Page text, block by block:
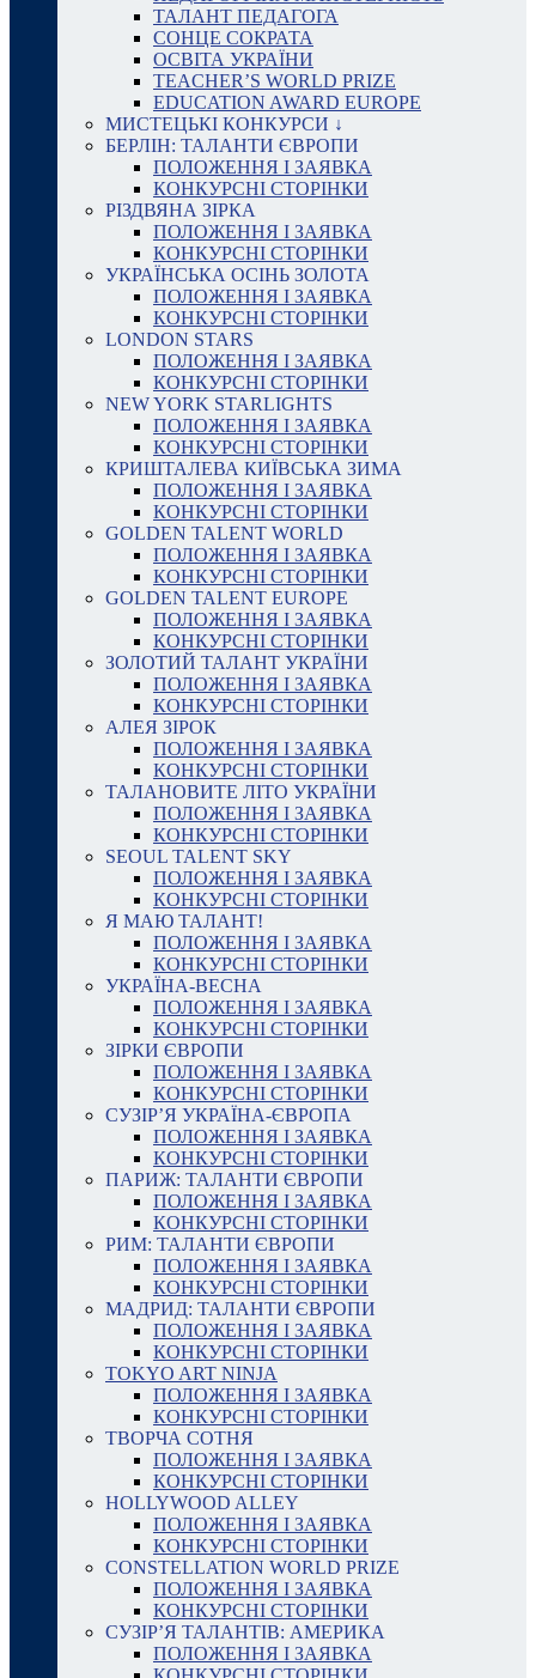
ТАЛАНТ ПЕДАГОГА
СОНЦЕ СОКРАТА
ОСВІТА УКРАЇНИ
TEACHER’S WORLD PRIZE
EDUCATION AWARD EUROPE
МИСТЕЦЬКІ КОНКУРСИ ↓
БЕРЛІН: ТАЛАНТИ ЄВРОПИ
ПОЛОЖЕННЯ І ЗАЯВКА
КОНКУРСНІ СТОРІНКИ
РІЗДВЯНА ЗІРКА
ПОЛОЖЕННЯ І ЗАЯВКА
КОНКУРСНІ СТОРІНКИ
УКРАЇНСЬКА ОСІНЬ ЗОЛОТА
ПОЛОЖЕННЯ І ЗАЯВКА
КОНКУРСНІ СТОРІНКИ
LONDON STARS
ПОЛОЖЕННЯ І ЗАЯВКА
КОНКУРСНІ СТОРІНКИ
NEW YORK STARLIGHTS
ПОЛОЖЕННЯ І ЗАЯВКА
КОНКУРСНІ СТОРІНКИ
КРИШТАЛЕВА КИЇВСЬКА ЗИМА
ПОЛОЖЕННЯ І ЗАЯВКА
КОНКУРСНІ СТОРІНКИ
GOLDEN TALENT WORLD
ПОЛОЖЕННЯ І ЗАЯВКА
КОНКУРСНІ СТОРІНКИ
GOLDEN TALENT EUROPE
ПОЛОЖЕННЯ І ЗАЯВКА
КОНКУРСНІ СТОРІНКИ
ЗОЛОТИЙ ТАЛАНТ УКРАЇНИ
ПОЛОЖЕННЯ І ЗАЯВКА
КОНКУРСНІ СТОРІНКИ
АЛЕЯ ЗІРОК
ПОЛОЖЕННЯ І ЗАЯВКА
КОНКУРСНІ СТОРІНКИ
ТАЛАНОВИТЕ ЛІТО УКРАЇНИ
ПОЛОЖЕННЯ І ЗАЯВКА
КОНКУРСНІ СТОРІНКИ
SEOUL TALENT SKY
ПОЛОЖЕННЯ І ЗАЯВКА
КОНКУРСНІ СТОРІНКИ
Я МАЮ ТАЛАНТ!
ПОЛОЖЕННЯ І ЗАЯВКА
КОНКУРСНІ СТОРІНКИ
УКРАЇНА-ВЕСНА
ПОЛОЖЕННЯ І ЗАЯВКА
КОНКУРСНІ СТОРІНКИ
ЗІРКИ ЄВРОПИ
ПОЛОЖЕННЯ І ЗАЯВКА
КОНКУРСНІ СТОРІНКИ
СУЗІР’Я УКРАЇНА-ЄВРОПА
ПОЛОЖЕННЯ І ЗАЯВКА
КОНКУРСНІ СТОРІНКИ
ПАРИЖ: ТАЛАНТИ ЄВРОПИ
ПОЛОЖЕННЯ І ЗАЯВКА
КОНКУРСНІ СТОРІНКИ
РИМ: ТАЛАНТИ ЄВРОПИ
ПОЛОЖЕННЯ І ЗАЯВКА
КОНКУРСНІ СТОРІНКИ
МАДРИД: ТАЛАНТИ ЄВРОПИ
ПОЛОЖЕННЯ І ЗАЯВКА
КОНКУРСНІ СТОРІНКИ
TOKYO ART NINJA
ПОЛОЖЕННЯ І ЗАЯВКА
КОНКУРСНІ СТОРІНКИ
ТВОРЧА СОТНЯ
ПОЛОЖЕННЯ І ЗАЯВКА
КОНКУРСНІ СТОРІНКИ
HOLLYWOOD ALLEY
ПОЛОЖЕННЯ І ЗАЯВКА
КОНКУРСНІ СТОРІНКИ
CONSTELLATION WORLD PRIZE
ПОЛОЖЕННЯ І ЗАЯВКА
КОНКУРСНІ СТОРІНКИ
СУЗІР’Я ТАЛАНТІВ: АМЕРИКА
ПОЛОЖЕННЯ І ЗАЯВКА